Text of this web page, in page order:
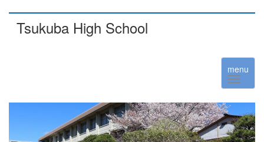
Tsukuba High School
menu